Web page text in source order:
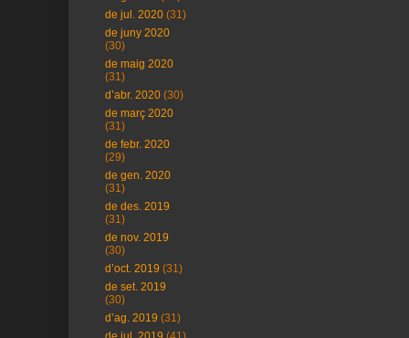
de jul. 2020 (31)
de juny 2020
(30)
de maig 2020
(31)
d’abr. 2020 (30)
de març 2020
(31)
de febr. 2020
(29)
de gen. 2020
(31)
de des. 2019
(31)
de nov. 2019
(30)
d’oct. 2019 (31)
de set. 2019
(30)
d’ag. 2019 (31)